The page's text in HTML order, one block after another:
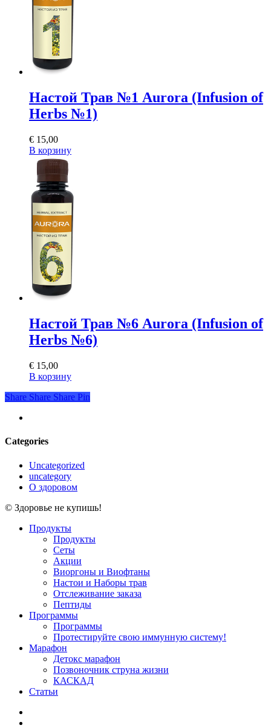
Настой Трав №1 Aurora (Infusion of
Herbs №1)
€ 15,00
В корзину
Настой Трав №6 Aurora (Infusion of
Herbs №6)
€ 15,00
В корзину
Share
Share Share Share Pin
Categories
Uncategorized
uncategory
О здоровом
© Здоровье не купишь!
Close
Продукты
Продукты
Сеты
Акции
Виоргоны и Виофтаны
Настои и Наборы трав
Отслеживание заказа
Пептиды
Программы
Программы
Протестируйте свою иммунную систему!
Марафон
Детокс марафон
Позвоночник струна жизни
КАСКАД
Статьи